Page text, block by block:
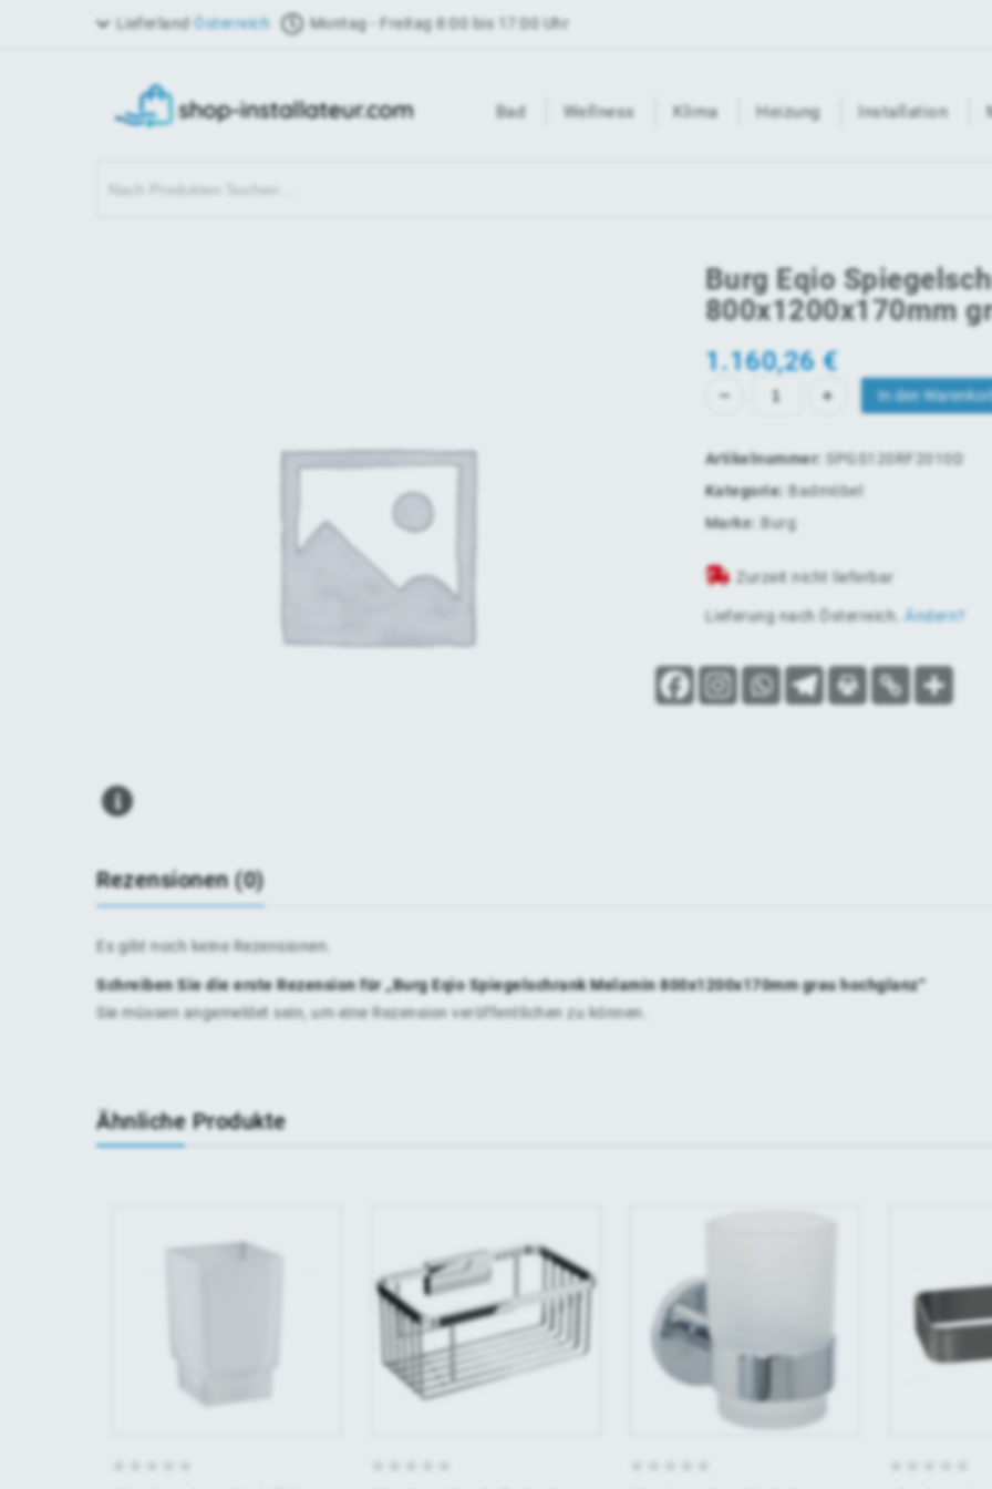
Lieferland Österreich Montag - Freitag 8:00 bis 17:00 Uhr
Bad Wellness Klima Heizung Installation
Burg Eqio
800x1200x170mm
1.160,26€
In den
Artikelnummer: SPGS120RF2010D
Kategorie: Badmöbel
Marke:Burg
Zurzeit nicht lieferbar
Lieferung nach Österreich Ändern?
Rezensionen (0)
Es gibt noch keine Rezensionen.
Schreiben Sie die erste Rezension für „Burg Eqio Spiegelschrank Melamin 800x1200x170mm grau hochglanz“
Sie müssen angemeldet sein, um eine Rezension veröffentlichen zu können.
Ähnliche Produkte